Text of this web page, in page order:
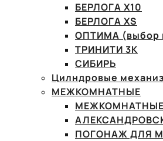
БЕРЛОГА Х10
БЕРЛОГА XS
ОПТИМА (выбор
ТРИНИТИ 3К
СИБИРЬ
Цилндровые
МЕЖКОМНАТНЫЕ
МЕЖКОМНАТНЫЕ
ПОГОНАЖ ДЛЯ